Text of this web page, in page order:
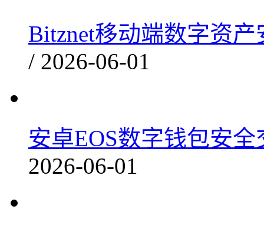
Bitznet移动端数字资
/ 2026-06-01
安卓EOS数字钱包安
2026-06-01